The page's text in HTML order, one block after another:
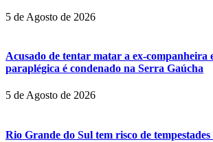
5 de Agosto de 2026
Acusado de tentar matar a ex-companheira
paraplégica é condenado na Serra Gaúcha
5 de Agosto de 2026
Rio Grande do Sul tem risco de